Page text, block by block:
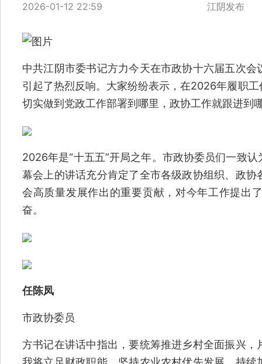
2026-01-12 22:59 江阴发布
中共江阴市委书记方力今天在市政协十六届五次
引起了热烈反响。大家纷纷表示，在2026年履职
切实做到党政工作部署到哪里，政协工作就跟进到
2026年是“十五五”开局之年。市政协委员们一致
幕会上的讲话充分肯定了全市各级政协组织、政
会高质量发展作出的重要贡献，对今年工作提出
奋。
任陈凤
市政协委员
方书记在讲话中指出，要统筹推进乡村全面振兴